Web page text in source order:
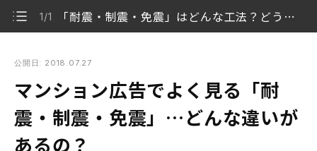
1/1 「耐震・制震・免震」はどんな工法？どう違う？
があるの？
1/1 「耐震・制震・免震」はどんな工法？どう違う？
公開日: 2018.07.27
マンション広告でよく見る「耐
震・制震・免震」…どんな違いが
あるの？